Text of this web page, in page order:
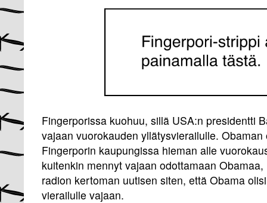
Fingerporissa kuohuu, sillä USA:n presidentti
vajaan vuorokauden yllätysvierailulle.
Fingerporin kaupungissa hieman alle
kuitenkin mennyt vajaan odottamaan
radion kertoman uutisen siten, että Obama
vierailulle vajaan.